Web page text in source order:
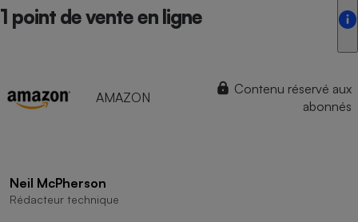
1 point de vente en ligne
AMAZON
Contenu réservé aux
abonnés
Neil McPherson
Rédacteur technique